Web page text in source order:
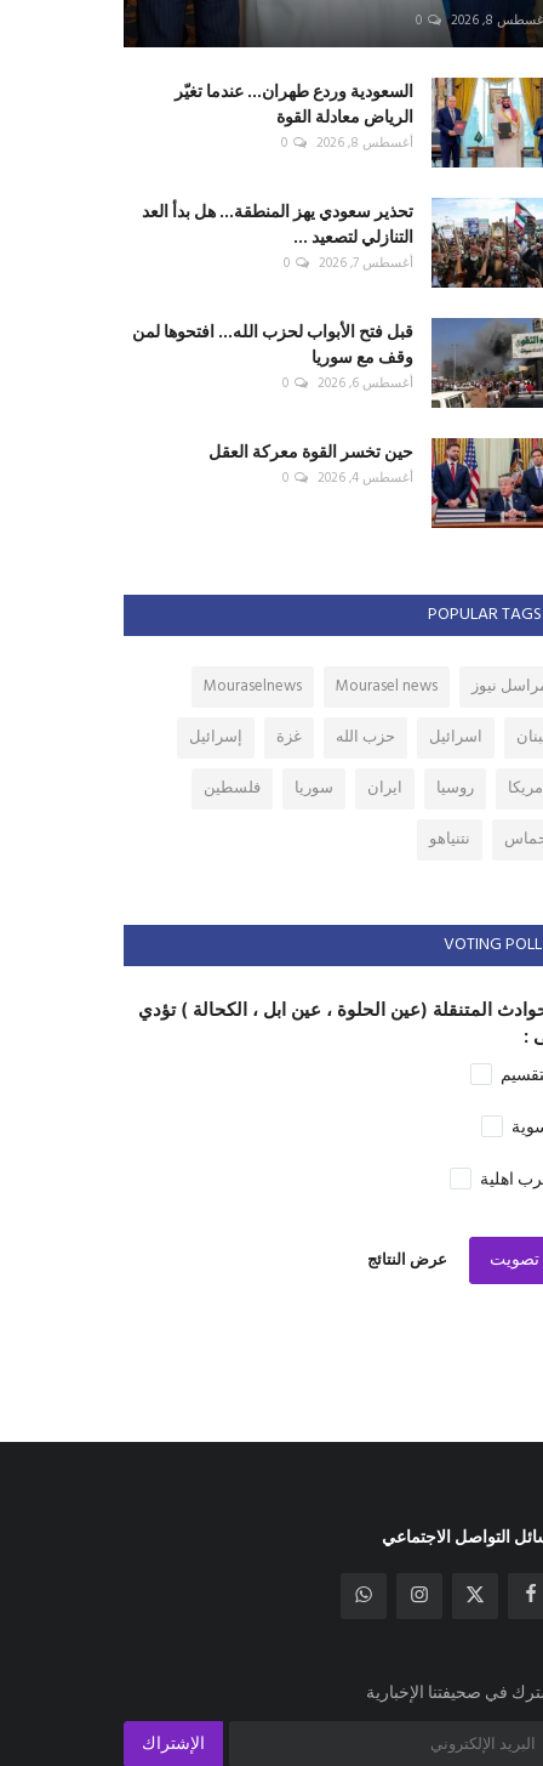
8, 2026
0
السعودية وردع طهران... عندما تغيّر
الرياض معادلة القوة
أغسطس 8, 2026 0
تحذير سعودي يهز المنطقة... هل بدأ العد
التنازلي لتصعيد ...
أغسطس 7, 2026 0
قبل فتح الأبواب لحزب الله... افتحوها لمن
وقف مع سوريا
أغسطس 6, 2026 0
حين تخسر القوة معركة العقل
أغسطس 4, 2026 0
POPULAR TAGS
نيوز Mourasel news
Mouraselnews
اسرائيل حزب الله غزة
إسرائيل
روسيا ايران سوريا
فلسطين
نتنياهو
VOTING POLL
المتنقلة (عين الحلوة ، عين ابل ، الكحالة ) تؤدي
:
اهلية
تصويت عرض النتائج
التواصل الاجتماعي
في صحيفتنا الإخبارية
الإشتراك